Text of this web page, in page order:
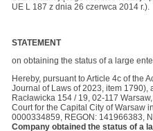
UE L 187 z dnia 26 czerwca 2014 r.).
STATEMENT
on obtaining the status of a large
Hereby, pursuant to Article 4c of the
Journal of Laws of 2023, item 1790),
Racławicka 154 / 19, 02-117
Court for the Capital City of Warsaw
0000334859, REGON: 141966383,
Company obtained the status of a